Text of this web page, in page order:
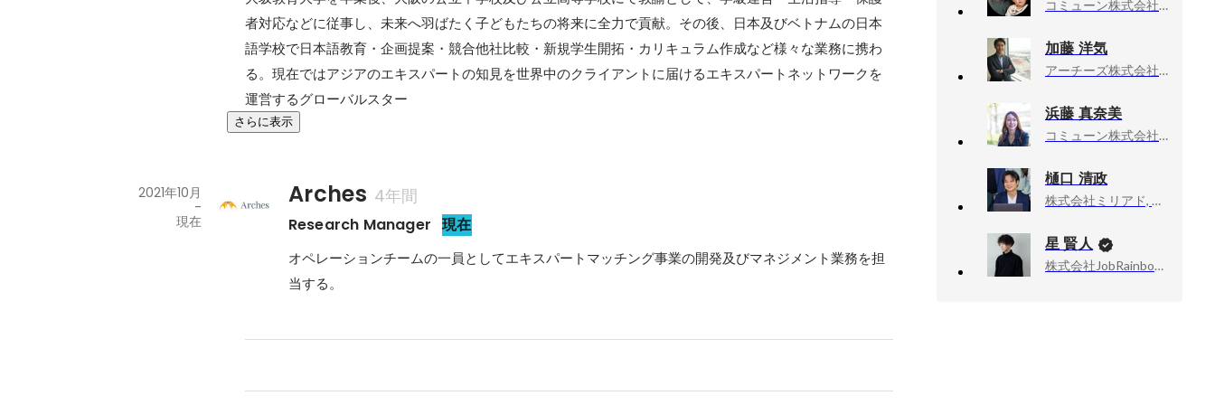
者対応などに従事し、未来へ羽ばたく子どもたちの将来に全力で貢献。その後、日本及びベトナムの日本
語学校で日本語教育・企画提案・競合他社比較・新規学生開拓・カリキュラム作成など様々な業務に携わ
る。現在ではアジアのエキスパートの知見を世界中のクライアントに届けるエキスパートネットワークを
運営するグローバルスター
さらに表示
Arches 4年間
Research Manager 現在
2021年10月
-
現在
オペレーションチームの一員としてエキスパートマッチング事業の開発及びマネジメント業務を担
当する。
コミューン株式会社, 共同創業者 / 執行役員
加藤 洋気
アーチーズ株式会社, Chief Executive Officer
浜藤 真奈美
コミューン株式会社, セールス
樋口 清政
株式会社ミリアド, 代表取締役社長
星 賢人
株式会社JobRainbow, CEO